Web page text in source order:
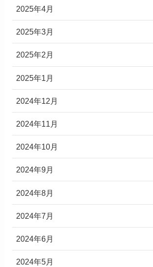
2025年4月
2025年3月
2025年2月
2025年1月
2024年12月
2024年11月
2024年10月
2024年9月
2024年8月
2024年7月
2024年6月
2024年5月